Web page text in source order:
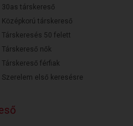
30as társkereső
Középkorú társkereső
Társkeresés 50 felett
Társkereső nők
Társkereső férfiak
Szerelem első keresésre